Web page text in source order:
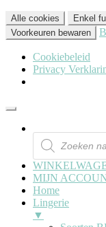
Alle cookies Enkel
Voorkeuren bewaren
Cookiebeleid
Privacy
MIJN
Home
Lingerie
▼